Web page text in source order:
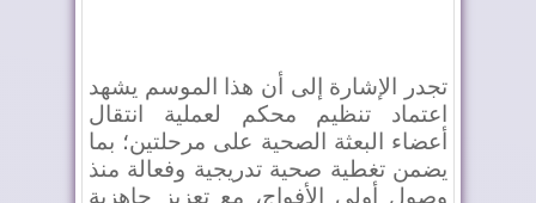
تجدر الإشارة إلى أن هذا الموسم يشهد
اعتماد تنظيم محكم لعملية انتقال
أعضاء البعثة الصحية على مرحلتين؛ بما
يضمن تغطية صحية تدريجية وفعالة منذ
وصول أولى الأفواج، مع تعزيز جاهزية